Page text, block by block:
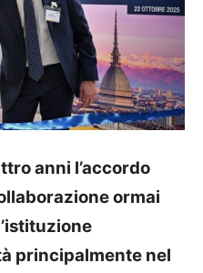
anni l’accordo
ormai
principalmente nel